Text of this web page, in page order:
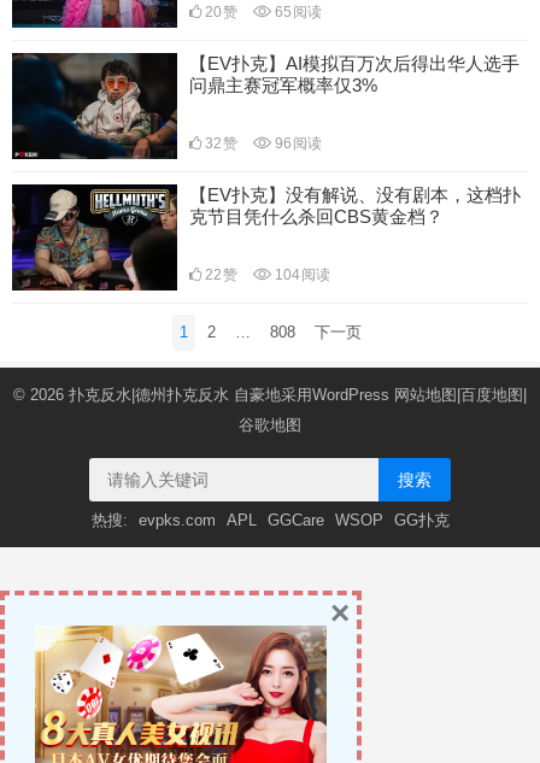
20赞 65 阅读
【EV扑克】AI模拟百万次后得出华人选手
问鼎主赛冠军概率仅3%
32赞 96 阅读
【EV扑克】没有解说、没有剧本，这档扑
克节目凭什么杀回CBS黄金档？
22赞 104阅读
1 2 808 下一页
© 2026 扑克反水|德州扑克反水 自豪地采用WordPress 网站地图 百度地图
谷歌地图
搜索
热搜: evpks.com APL GGCare WSOP GG扑克
×